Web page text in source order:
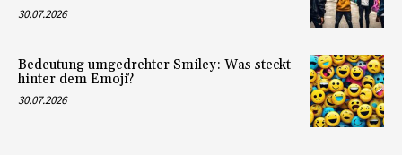
30.07.2026
Bedeutung umgedrehter Smiley: Was steckt
hinter dem Emoji?
30.07.2026